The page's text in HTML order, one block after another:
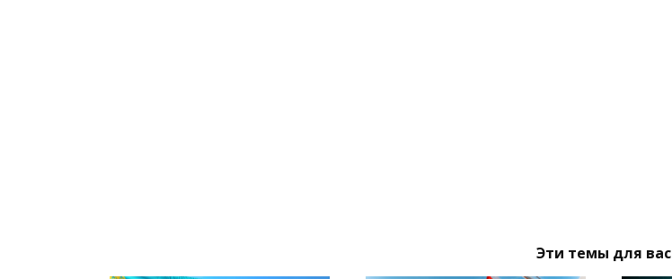
Эти темы для вас